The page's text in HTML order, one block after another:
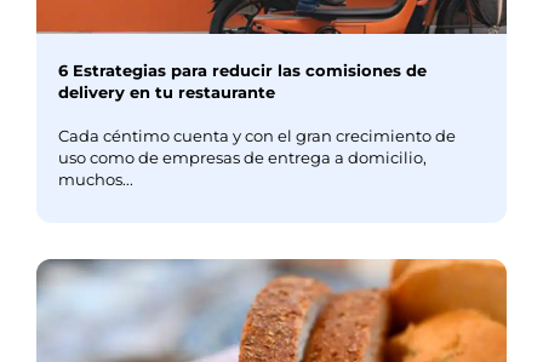
6 Estrategias para reducir las comisiones de
delivery en tu restaurante
Cada céntimo cuenta y con el gran crecimiento de
uso como de empresas de entrega a domicilio,
muchos...